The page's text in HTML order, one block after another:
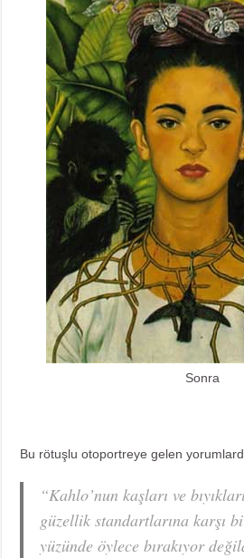
Sonra
Bu rötuşlu otoportreye gelen
“Kahlo’nun kaşları ve
güzellik standartlarına karşı
yüzünde öylece bırakıyor